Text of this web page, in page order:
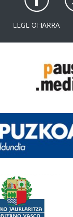
LEGE OHARRA